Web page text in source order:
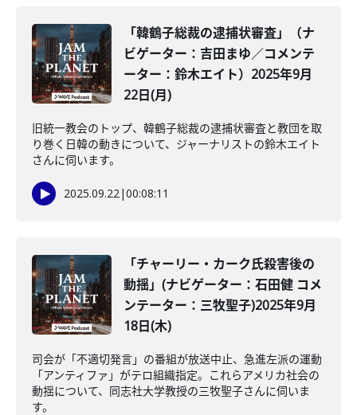
「韓鶴子総裁の逮捕状審査」（ナ
ビゲーター：吉田まゆ／コメンテ
ーター：鈴木エイト）2025年9月
22日(月)
旧統一教会のトップ、韓鶴子総裁の逮捕状審査と教団を取
り巻く日韓の動きについて、ジャーナリストの鈴木エイト
さんに伺います。
2025.09.22|00:08:11
「チャーリー・カーク氏殺害後の
動揺」(ナビゲーター：石田健 コメ
ンテーター：三牧聖子)2025年9月
18日(木)
司会が「不適切発言」の番組が放送中止、急進左派の運動
「アンティファ」がテロ組織指定。これらアメリカ社会の
動揺について、同志社大学教授の三牧聖子さんに伺いま
す。